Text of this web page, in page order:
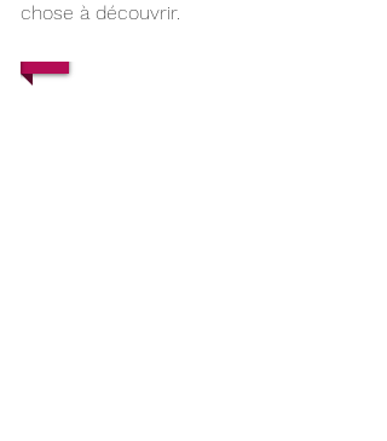
chose à découvrir.